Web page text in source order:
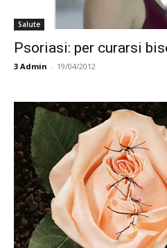
Salute
Psoriasi: per curarsi
3 Admin - 19/04/2012